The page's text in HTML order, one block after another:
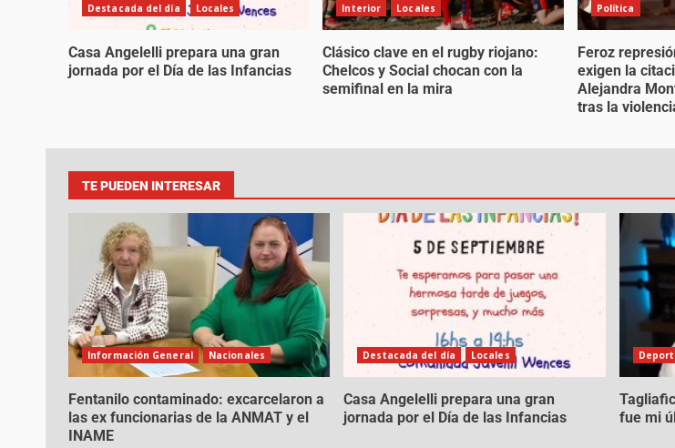
Destacada del día Locales
Casa Angelelli prepara una gran
jornada por el Día de las Infancias
Interior
Locales
Clásico clave en el rugby riojano:
Chelcos y Social chocan con la
semifinal en la mira
Política
Feroz
exigen la
Alejandra
tras la
TE PUEDEN INTERESAR
Información General Nacionales
Fentanilo contaminado: excarcelaron a
las ex funcionarias de la ANMAT y el
INAME
Destacada del día Locales
Casa Angelelli prepara una gran
jornada por el Día de las Infancias
fue mi